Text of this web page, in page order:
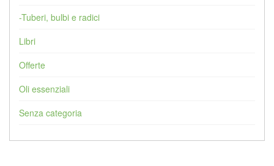
-Tuberi, bulbi e radici
Libri
Offerte
Oli essenziali
Senza categoria